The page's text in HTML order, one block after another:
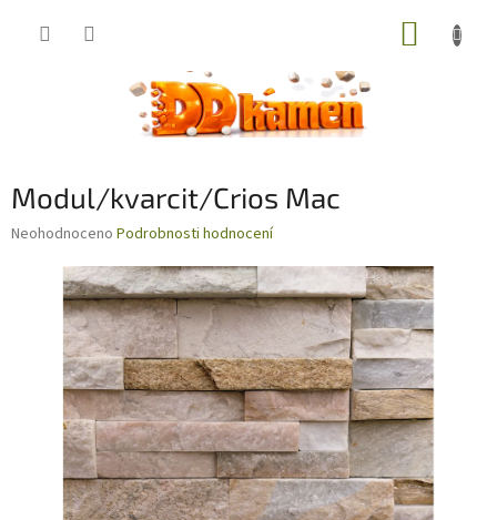
Modul/kvarcit/Crios Mac
Průměrné
produktu
hvězdiček.
Neohodnoceno Podrobnosti hodnocení